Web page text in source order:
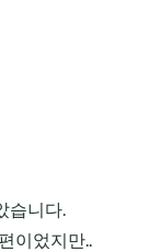
습니다.
이었지만..